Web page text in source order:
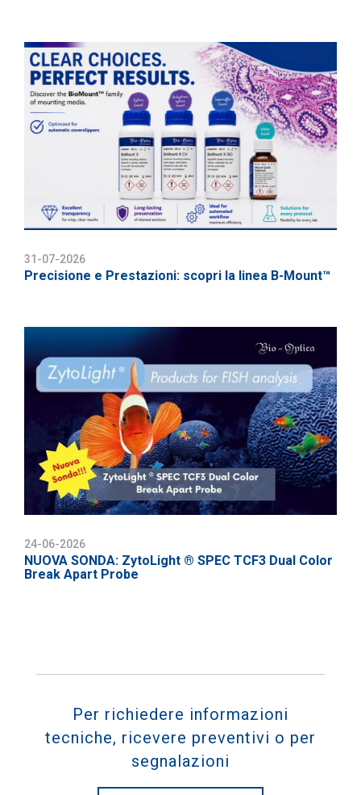
31-07-2026
Precisione e Prestazioni: scopri la linea B-Mount™
24-06-2026
NUOVA SONDA: ZytoLight ® SPEC TCF3 Dual Color
Break Apart Probe
Per richiedere informazioni
tecniche, ricevere preventivi o per
segnalazioni